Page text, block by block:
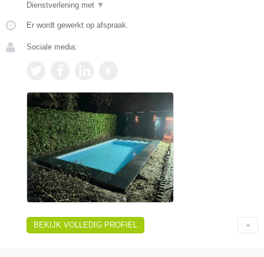
Dienstverlening met ▼
Er wordt gewerkt op afspraak.
Sociale media:
BEKIJK VOLLEDIG PROFIEL